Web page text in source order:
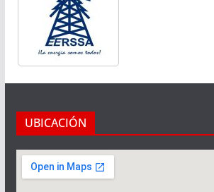
UBICACIÓN